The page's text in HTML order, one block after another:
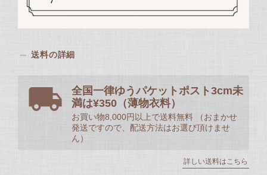
送料の詳細
全国一律ゆうパケットポスト3cm未
満は¥350（薄物衣料）
お買い物8,000円以上で送料無料 （おまかせ
発送ですので、配送方法はお選び頂けませ
ん）
詳しい送料はこちら